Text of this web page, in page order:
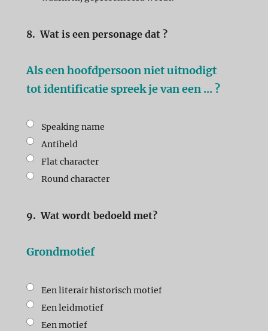
8. Wat is een personage dat ?
Als een hoofdpersoon niet uitnodigt
tot identificatie spreek je van een ... ?
Speaking name
Antiheld
Flat character
Round character
9. Wat wordt bedoeld met?
Grondmotief
Een literair historisch motief
Een leidmotief
Een motief